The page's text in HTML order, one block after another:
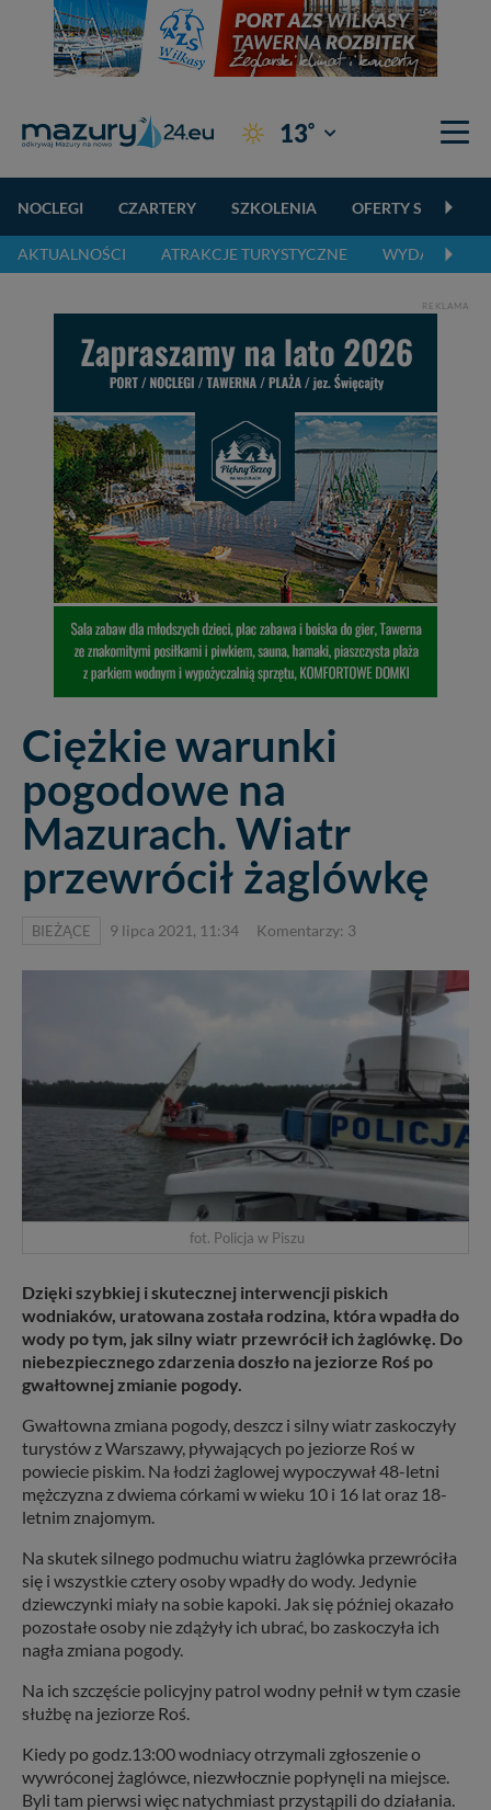
13° Giżycko
NOCLEGI CZARTERY SZKOLENIA OFERTY
AKTUALNOŚCI ATRAKCJE TURYSTYCZNE WYDARZENIA
REKLAMA
Ciężkie warunki
pogodowe na
Mazurach. Wiatr
przewrócił żaglówkę
BIEŻĄCE 9 lipca 2021, 11:34 Komentarzy: 3
fot. Policja w Piszu
Dzięki szybkiej i skutecznej interwencji piskich
wodniaków, uratowana została rodzina, która wpadła do
wody po tym, jak silny wiatr przewrócił ich żaglówkę. Do
niebezpiecznego zdarzenia doszło na jeziorze Roś po
gwałtownej zmianie pogody.
Gwałtowna zmiana pogody, deszcz i silny wiatr zaskoczyły
turystów z Warszawy, pływających po jeziorze Roś w
powiecie piskim. Na łodzi żaglowej wypoczywał 48-letni
mężczyzna z dwiema córkami w wieku 10 i 16 lat oraz 18-
letnim znajomym.
Na skutek silnego podmuchu wiatru żaglówka przewróciła
się i wszystkie cztery osoby wpadły do wody. Jedynie
dziewczynki miały na sobie kapoki. Jak się później okazało
pozostałe osoby nie zdążyły ich ubrać, bo zaskoczyła ich
nagła zmiana pogody.
Na ich szczęście policyjny patrol wodny pełnił w tym czasie
służbę na jeziorze Roś.
Kiedy po godz.13:00 wodniacy otrzymali zgłoszenie o
wywróconej żaglówce, niezwłocznie popłynęli na miejsce.
Byli tam pierwsi więc natychmiast przystąpili do działania.